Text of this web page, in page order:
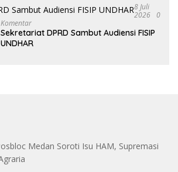
Al Washliyah Semakin Maju
8 Juli
2026 0
Komentar
Sekretariat DPRD Sambut Audiensi FISIP
UNDHAR